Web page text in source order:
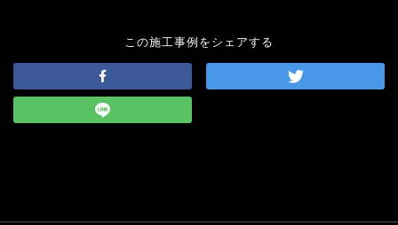
この施工事例をシェアする